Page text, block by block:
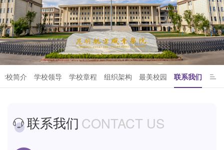
校简介 学校领导 学校章程 组织架构 最美校园 联系我们
联系我们 CONTACT US